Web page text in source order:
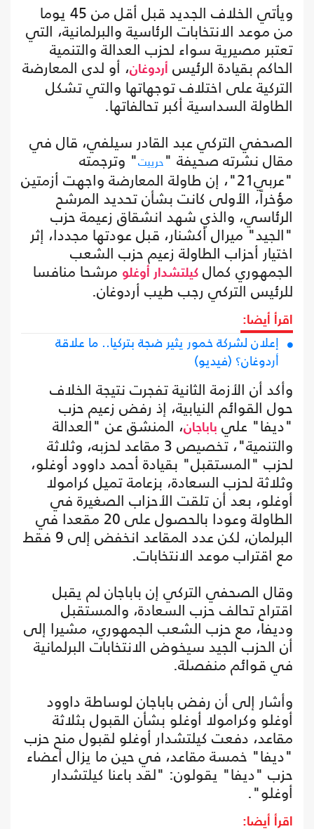
ويأتي الخلاف الجديد قبل أقل من 45 يوما
من موعد الانتخابات الرئاسية والبرلمانية، التي
تعتبر مصيرية سواء لحزب العدالة والتنمية
الحاكم بقيادة الرئيس أردوغان، أو لدى المعارضة
التركية على اختلاف توجهاتها والتي تشكل
الطاولة السداسية أكبر تحالفاتها.
الصحفي التركي عبد القادر سيلفي، قال في
مقال نشرته صحيفة "حرييت" وترجمته
"عربي21"، إن طاولة المعارضة واجهت أزمتين
مؤخراً، الأولى كانت بشأن تحديد المرشح
الرئاسي، والذي شهد انشقاق زعيمة حزب
"الجيد" ميرال أكشنار، قبل عودتها مجددا، إثر
اختيار أحزاب الطاولة زعيم حزب الشعب
الجمهوري كمال كيلتشدار أوغلو مرشحا منافسا
للرئيس التركي رجب طيب أردوغان.
اقرأ أيضا:
إعلان لشركة خمور يثير ضجة بتركيا.. ما علاقة
أردوغان؟ (فيديو)
وأكد أن الأزمة الثانية تفجرت نتيجة الخلاف
حول القوائم النيابية، إذ رفض زعيم حزب
"ديفا" عليباباجان، المنشق عن "العدالة
والتنمية"، تخصيص 3 مقاعد لحزبه، وثلاثة
لحزب "المستقبل" بقيادة أحمد داوود أوغلو،
وثلاثة لحزب السعادة، بزعامة تميل كرامولا
أوغلو، بعد أن تلقت الأحزاب الصغيرة في
الطاولة وعودا بالحصول على 20 مقعدا في
البرلمان، لكن عدد المقاعد انخفض إلى 9 فقط
مع اقتراب موعد الانتخابات.
وقال الصحفي التركي إن باباجان لم يقبل
اقتراح تحالف حزب السعادة، والمستقبل
وديفا، مع حزب الشعب الجمهوري، مشيرا إلى
أن الحزب الجيد سيخوض الانتخابات البرلمانية
في قوائم منفصلة.
وأشار إلى أن رفض باباجان لوساطة داوود
أوغلو وكرامولا أوغلو بشأن القبول بثلاثة
مقاعد، دفعت كيلتشدار أوغلو لقبول منح حزب
"ديفا" خمسة مقاعد، في حين ما يزال أعضاء
حزب "ديفا" يقولون: "لقد باعنا كيلتشدار
أوغلو".
اقرأ أيضا: